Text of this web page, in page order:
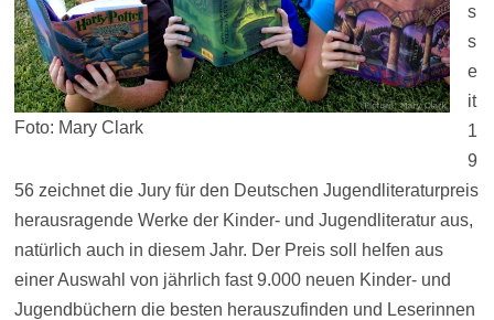
Foto: Mary Clark
s
s
e
it
1
9
56 zeichnet die Jury für den Deutschen Jugendliteraturpreis
herausragende Werke der Kinder- und Jugendliteratur aus,
natürlich auch in diesem Jahr. Der Preis soll helfen aus
einer Auswahl von jährlich fast 9.000 neuen Kinder- und
Jugendbüchern die besten herauszufinden und Leserinnen